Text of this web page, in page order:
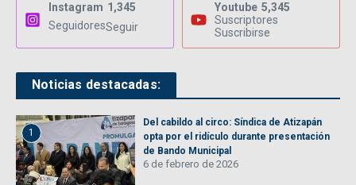
Instagram 1,345
SeguidoresSeguir
Youtube 5,345
Suscriptores
Suscribirse
Noticias destacadas:
1
Del cabildo al circo: Síndica de Atizapán
opta por el ridículo durante presentación
de Bando Municipal
6 de febrero de 2026